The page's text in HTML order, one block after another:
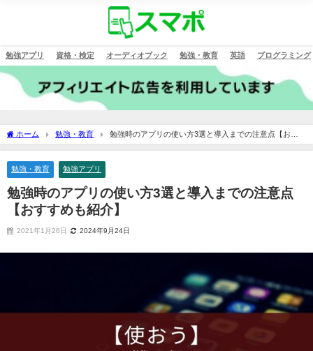
勉強アプリ 資格・検定 オーディオブック 勉強・教育 英語 プログラミング
ホーム 勉強・教育
勉強時のアプリの使い方3選と導入までの注意点【おす
すめも紹介】
勉強・教育 勉強アプリ
勉強時のアプリの使い方3選と導入までの注意点
【おすすめも紹介】
2021年1月26日 2024年9月24日